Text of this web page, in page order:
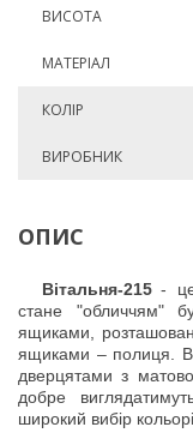
ВИСОТА
МАТЕРІАЛ
КОЛІР
ВИРОБНИК
ОПИС
Вітальня-215 -
стане "обличчям"
ящиками,
ящиками – полиця.
дверцятами з
добре
широкий вибір